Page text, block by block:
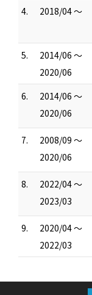
4. 2018/04 ～
5.
2014/06 ～
2020/06
6.
2014/06 ～
2020/06
7.
2008/09 ～
2020/06
8.
2022/04 ～
2023/03
9.
2020/04 ～
2022/03